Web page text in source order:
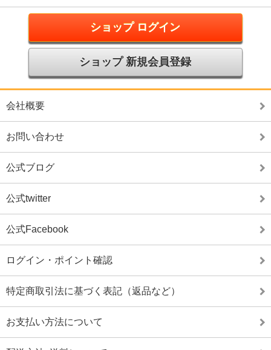
ショップ ログイン
ショップ 新規会員登録
会社概要
お問い合わせ
公式ブログ
公式twitter
公式Facebook
ログイン・ポイント確認
特定商取引法に基づく表記（返品など）
お支払い方法について